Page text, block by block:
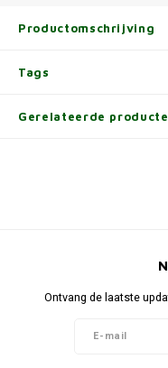
Productomschrijving
Tags
Gerelateerde
Ontvang de laatste